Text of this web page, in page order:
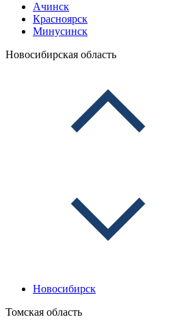
Ачинск
Красноярск
Минусинск
Новосибирская область
Новосибирск
Томская область